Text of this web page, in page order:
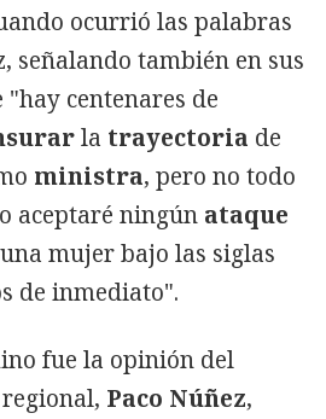
ocurrió las palabras
señalando también en sus
"hay centenares de
la trayectoria de
ministra, pero no todo
aceptaré ningún ataque
mujer bajo las siglas
de inmediato".
fue la opinión del
Paco Núñez,